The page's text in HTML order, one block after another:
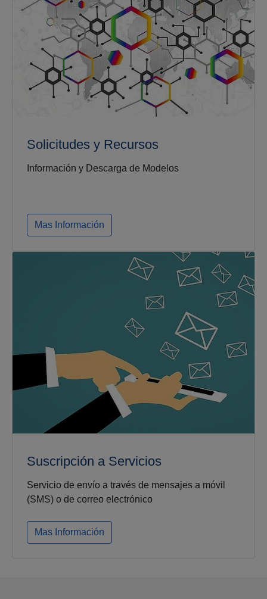
Solicitudes y Recursos
Información y Descarga de Modelos
Mas Información
Suscripción a Servicios
Servicio de envío a través de mensajes a móvil
(SMS) o de correo electrónico
Mas Información